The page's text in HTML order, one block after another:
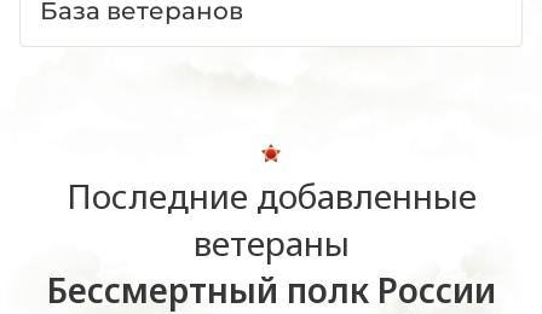
База ветеранов
Последние добавленные
ветераны
Бессмертный полк России